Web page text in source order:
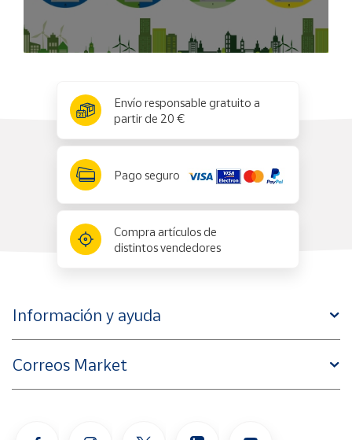
Envío responsable gratuito a
partir de 20 €
Pago seguro
Compra artículos de
distintos vendedores
Información y ayuda
Correos Market